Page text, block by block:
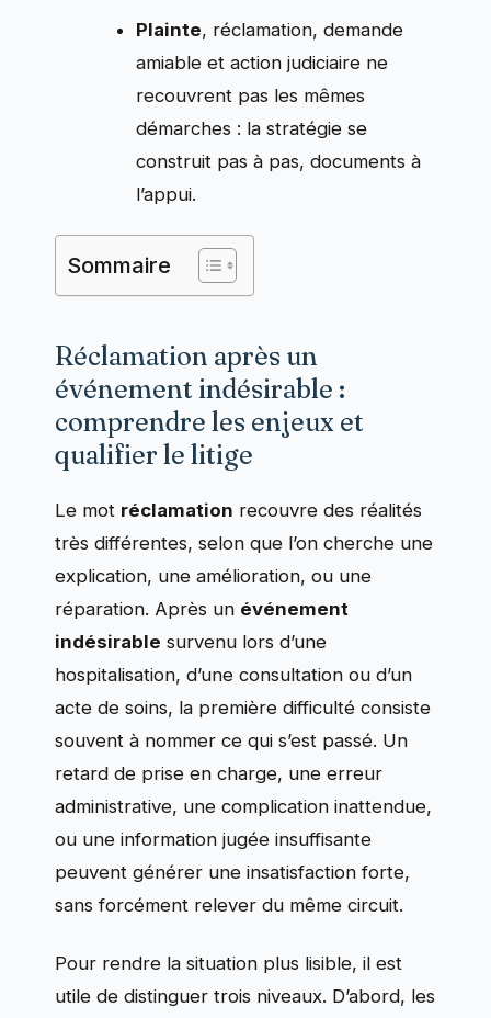
Plainte, réclamation, demande
amiable et action judiciaire ne
recouvrent pas les mêmes
démarches : la stratégie se
construit pas à pas, documents à
l’appui.
Sommaire
Réclamation après un
événement indésirable :
comprendre les enjeux et
qualifier le litige
Le mot réclamation recouvre des réalités
très différentes, selon que l’on cherche une
explication, une amélioration, ou une
réparation. Après un événement
indésirable survenu lors d’une
hospitalisation, d’une consultation ou d’un
acte de soins, la première difficulté consiste
souvent à nommer ce qui s’est passé. Un
retard de prise en charge, une erreur
administrative, une complication inattendue,
ou une information jugée insuffisante
peuvent générer une insatisfaction forte,
sans forcément relever du même circuit.
Pour rendre la situation plus lisible, il est
utile de distinguer trois niveaux. D’abord, les